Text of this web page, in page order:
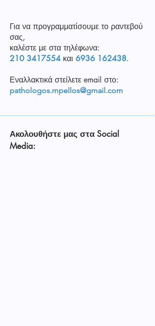
Για να προγραμματίσουμε το ραντεβού
σας,
καλέστε με στα τηλέφωνα:
210 3417554 και 6936 162438.
Εναλλακτικά στείλετε email στο:
pathologos.mpellos@gmail.com
Ακολουθήστε μας στα Social
Media: